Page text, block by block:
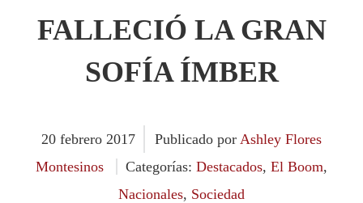
FALLECIÓ LA GRAN
SOFÍA ÍMBER
20 febrero 2017 Publicado por Ashley Flores
Montesinos
Categorías: Destacados, El Boom,
Nacionales, Sociedad